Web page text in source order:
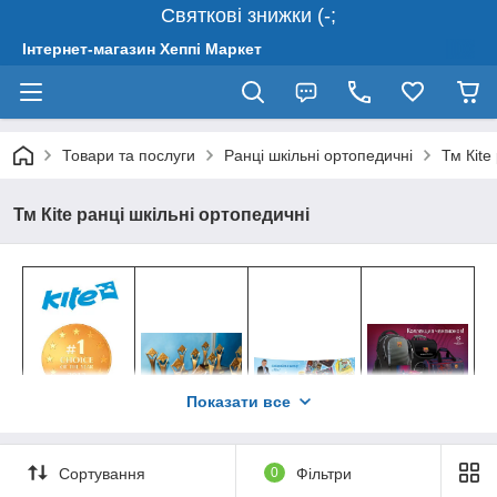
Святкові знижки (-;
Інтернет-магазин Хеппі Маркет
Товари та послуги Ранці шкільні ортопедичні Тм Кite
Тм Кite ранці шкільні ортопедичні
За більш ніж 10 років ми пройшли шлях від локальної
компанії з виробництва рюкзаків до міжнародного бренду по
Показати все
Сортування 0 Фільтри